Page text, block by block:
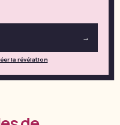
→
la révélation